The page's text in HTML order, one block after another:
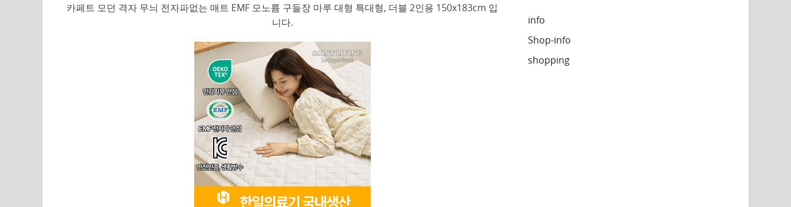
카페트 모던 격자 무늬 전자파없는 매트 EMF 모노륨 구들장 마루 대형 특대형, 더블 2인용 150x183cm 입
니다.
info
Shop-info
shopping